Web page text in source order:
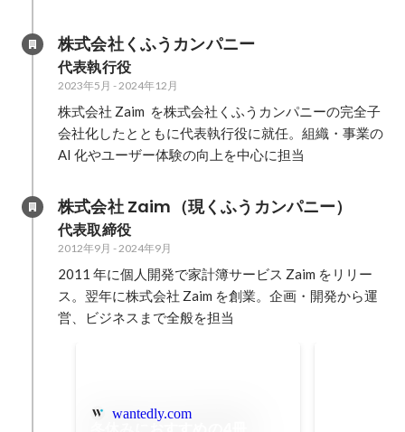
株式会社くふうカンパニー
代表執行役
2023年5月 -2024年12月
株式会社 Zaim  を株式会社くふうカンパニーの完全子
会社化したとともに代表執行役に就任。組織・事業の
AI 化やユーザー体験の向上を中心に担当
株式会社 Zaim（現くふうカンパニー）
代表取締役
2012年9月 -2024年9月
2011 年に個人開発で家計簿サービス Zaim をリリー
ス。翌年に株式会社 Zaim を創業。企画・開発から運
営、ビジネスまで全般を担当
wantedly.com